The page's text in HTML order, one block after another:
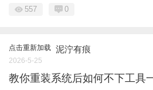
557 0
点击重新加载 泥泞有痕
2026-5-25
教你重装系统后如何不下工具